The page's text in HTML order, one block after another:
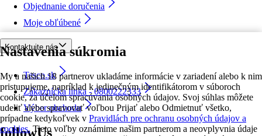
Nastavenia súkromia
My a našich 18 partnerov ukladáme informácie v zariadení alebo k nim
pristupujeme, napríklad k jedinečným identifikátorom v súboroch
cookie, za účelom spracúvania osobných údajov. Svoj súhlas môžete
udeliť alebo spravovať voľbou Prijať alebo Odmietnuť všetko,
prípadne kedykoľvek v Pravidlách pre ochranu osobných údajov a
cookies. Tieto voľby oznámime našim partnerom a neovplyvnia údaje
Objednanie doručenia
Moje obľúbené
Kontaktujte nás
Tesco.sk
Zákaznícka linka - 0800222333
Výber obchodu
followUs